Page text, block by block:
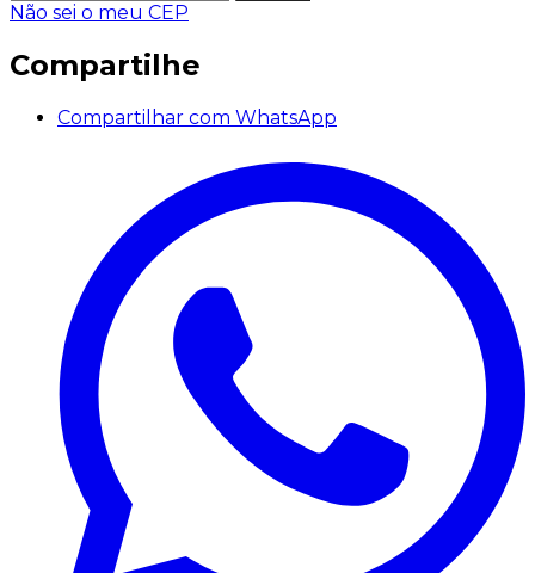
Não sei o meu CEP
Compartilhe
Compartilhar com WhatsApp